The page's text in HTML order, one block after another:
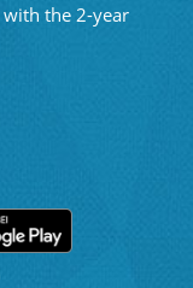
with the 2-year